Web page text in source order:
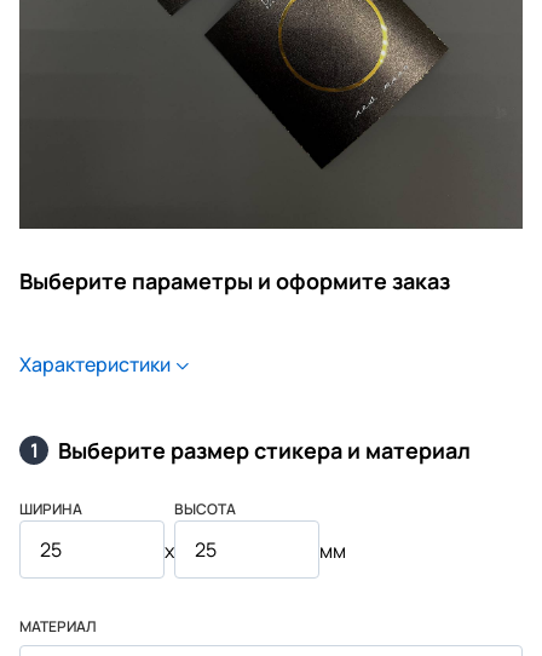
Выберите параметры и оформите заказ
Характеристики
1 Выберите размер стикера и материал
ШИРИНА
x
ВЫСОТА
мм
МАТЕРИАЛ